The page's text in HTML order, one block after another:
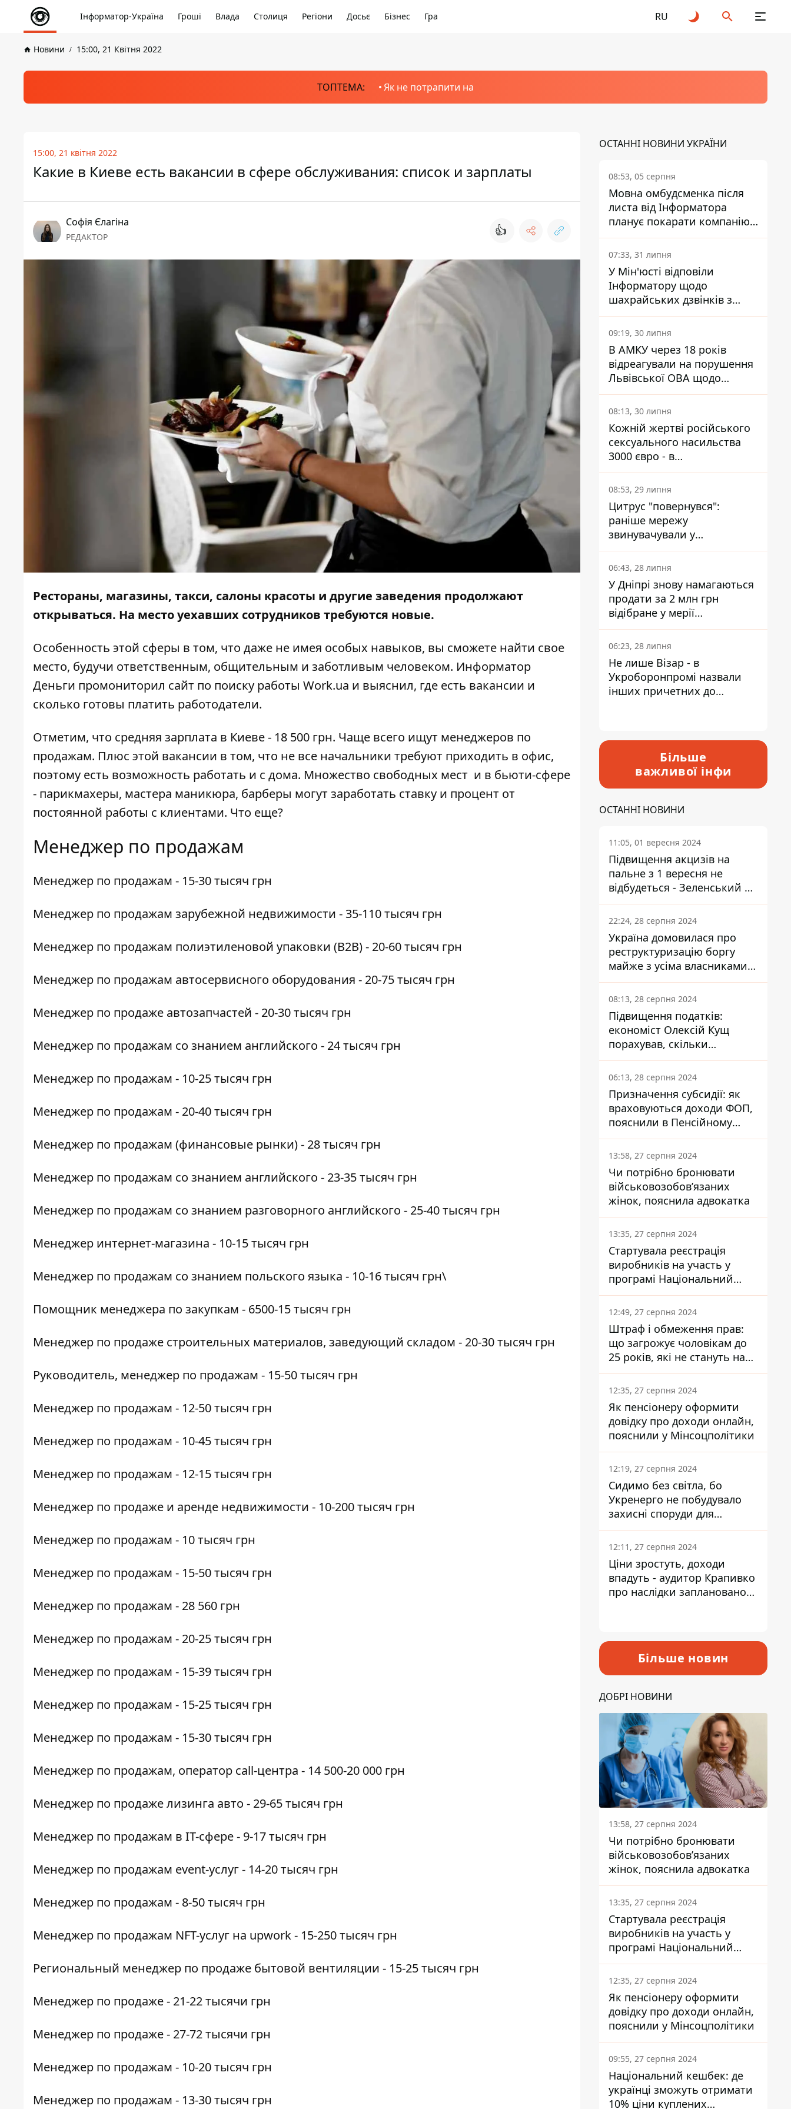
Інформатор-Україна Гроші Влада Столиця Регіони Досьє Бізнес Гра RU
Новини 15:00, 21 Квітня 2022
ТОПТЕМА: Як не потрапити на
15:00, 21 квітня 2022
Какие в Киеве есть вакансии в сфере обслуживания: список и зарплаты
Софія Єлагіна
РЕДАКТОР 👍
Рестораны, магазины, такси, салоны красоты и другие заведения продолжают
открываться. На место уехавших сотрудников требуются новые.
Особенность этой сферы в том, что даже не имея особых навыков, вы сможете найти свое
место, будучи ответственным, общительным и заботливым человеком. Информатор
Деньги промониторил сайт по поиску работы Work.ua и выяснил, где есть вакансии и
сколько готовы платить работодатели.
Отметим, что средняя зарплата в Киеве - 18 500 грн. Чаще всего ищут менеджеров по
продажам. Плюс этой вакансии в том, что не все начальники требуют приходить в офис,
поэтому есть возможность работать и с дома. Множество свободных мест и в бьюти-сфере
- парикмахеры, мастера маникюра, барберы могут заработать ставку и процент от
постоянной работы с клиентами. Что еще?
Менеджер по продажам
Менеджер по продажам - 15-30 тысяч грн
Менеджер по продажам зарубежной недвижимости - 35-110 тысяч грн
Менеджер по продажам полиэтиленовой упаковки (В2В) - 20-60 тысяч грн
Менеджер по продажам автосервисного оборудования - 20-75 тысяч грн
Менеджер по продаже автозапчастей - 20-30 тысяч грн
Менеджер по продажам со знанием английского - 24 тысяч грн
Менеджер по продажам - 10-25 тысяч грн
Менеджер по продажам - 20-40 тысяч грн
Менеджер по продажам (финансовые рынки) - 28 тысяч грн
Менеджер по продажам со знанием английского - 23-35 тысяч грн
Менеджер по продажам со знанием разговорного английского - 25-40 тысяч грн
Менеджер интернет-магазина - 10-15 тысяч грн
Менеджер по продажам со знанием польского языка - 10-16 тысяч грн\
Помощник менеджера по закупкам - 6500-15 тысяч грн
Менеджер по продаже строительных материалов, заведующий складом - 20-30 тысяч грн
Руководитель, менеджер по продажам - 15-50 тысяч грн
Менеджер по продажам - 12-50 тысяч грн
Менеджер по продажам - 10-45 тысяч грн
Менеджер по продажам - 12-15 тысяч грн
Менеджер по продаже и аренде недвижимости - 10-200 тысяч грн
Менеджер по продажам - 10 тысяч грн
Менеджер по продажам - 15-50 тысяч грн
Менеджер по продажам - 28 560 грн
Менеджер по продажам - 20-25 тысяч грн
Менеджер по продажам - 15-39 тысяч грн
Менеджер по продажам - 15-25 тысяч грн
Менеджер по продажам - 15-30 тысяч грн
Менеджер по продажам, оператор call-центра - 14 500-20 000 грн
Менеджер по продаже лизинга авто - 29-65 тысяч грн
Менеджер по продажам в IT-сфере - 9-17 тысяч грн
Менеджер по продажам event-услуг - 14-20 тысяч грн
Менеджер по продажам - 8-50 тысяч грн
Менеджер по продажам NFT-услуг на upwork - 15-250 тысяч грн
Региональный менеджер по продаже бытовой вентиляции - 15-25 тысяч грн
Менеджер по продаже- 21-22 тысячи грн
Менеджер по продаже- 27-72 тысячи грн
Менеджер по продажам - 10-20 тысяч грн
Менеджер по продажам - 13-30 тысяч грн
ОСТАННІ НОВИНИ УКРАЇНИ
08:53, 05 серпня
Мовна омбудсменка після
листа від Інформатора
планує покарати компанію-
підрядника ПриватБанку
07:33, 31 липня
У Мін'юсті відповіли
Інформатору щодо
шахрайських дзвінків з
камери Сумського СІЗО так,
що ніхто нічого не зрозумів
09:19, 30 липня
В АМКУ через 18 років
відреагували на порушення
Львівської ОВА щодо
харчування у закладах
освіти
08:13, 30 липня
Кожній жертві російського
сексуального насильства
3000 євро - в
Мінсоцполітики пояснили
Інформатору, звідки на це
гроші
08:53, 29 липня
Цитрус "повернувся":
раніше мережу
звинувачували у
контрабанді техніки та
ухиленні від сплати
податків
06:43, 28 липня
У Дніпрі знову намагаються
продати за 2 млн грн
відібране у мерії
приміщення Укрпошти
06:23, 28 липня
Не лише Візар - в
Укроборонпромі назвали
інших причетних до
Більше
важливої інфи
ОСТАННІ НОВИНИ
11:05, 01 вересня 2024
Підвищення акцизів на
пальне з 1 вересня не
відбудеться - Зеленський не
підписав закон
22:24, 28 серпня 2024
Україна домовилася про
реструктуризацію боргу
майже з усіма власниками
єврооблігацій: що це
означає для країни
08:13, 28 серпня 2024
Підвищення податків:
економіст Олексій Кущ
порахував, скільки
заплатить кожен українець
06:13, 28 серпня 2024
Призначення субсидії: як
враховуються доходи ФОП,
пояснили в Пенсійному
фонді
13:58, 27 серпня 2024
Чи потрібно бронювати
військовозобов’язаних
жінок, пояснила адвокатка
13:35, 27 серпня 2024
Стартувала реєстрація
виробників на участь у
програмі Національний
кешбек: як це зробити
через портал Дія
12:49, 27 серпня 2024
Штраф і обмеження прав:
що загрожує чоловікам до
25 років, які не стануть на
військовий облік
12:35, 27 серпня 2024
Як пенсіонеру оформити
довідку про доходи онлайн,
пояснили у Мінсоцполітики
12:19, 27 серпня 2024
Сидимо без світла, бо
Укренерго не побудувало
захисні споруди для
енергетики - нардеп
Кучеренко
12:11, 27 серпня 2024
Ціни зростуть, доходи
впадуть - аудитор Крапивко
про наслідки запланованого
Більше новин
ДОБРІ НОВИНИ
13:58, 27 серпня 2024
Чи потрібно бронювати
військовозобов’язаних
жінок, пояснила адвокатка
13:35, 27 серпня 2024
Стартувала реєстрація
виробників на участь у
програмі Національний
кешбек: як це зробити
через портал Дія
12:35, 27 серпня 2024
Як пенсіонеру оформити
довідку про доходи онлайн,
пояснили у Мінсоцполітики
09:55, 27 серпня 2024
Національний кешбек: де
українці зможуть отримати
10% ціни куплених